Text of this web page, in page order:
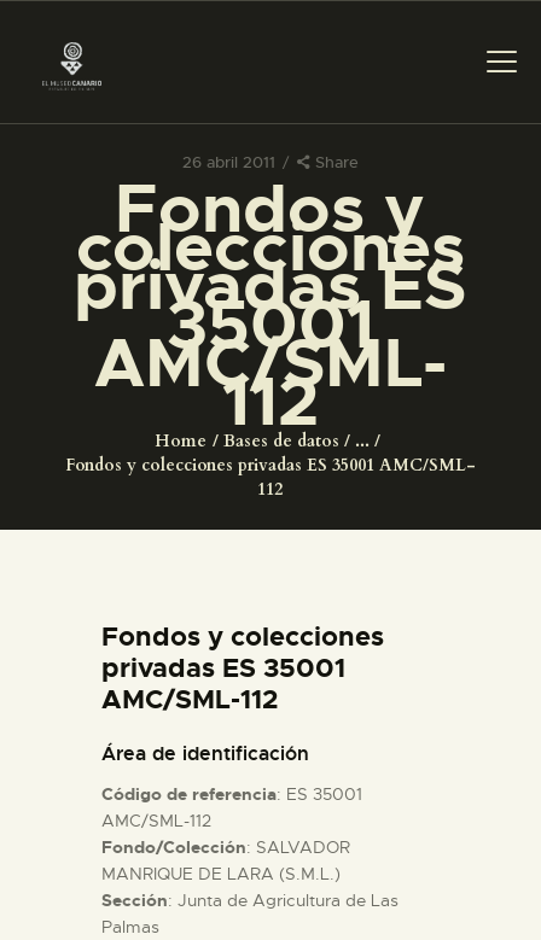
26 abril 2011 Share
Fondos y
colecciones
privadas ES
35001
AMC/SML-
112
Home Bases de datos
...
Fondos y colecciones privadas ES 35001 AMC/SML-
112
PREPARAR LA VISITA
ACTIVIDADES
█
EL MUSEO
COLECCIONES
ESPAÑOL
PREPARAR LA VISITA
█
EL MUSEO
Fondos y colecciones
privadas ES 35001
AMC/SML-112
Área de identificación
Código de referencia: ES 35001
AMC/SML-112
Fondo/Colección: SALVADOR
MANRIQUE DE LARA (S.M.L.)
Sección: Junta de Agricultura de Las
Palmas